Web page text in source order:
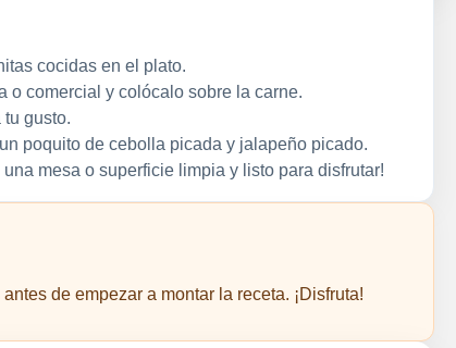
cocidas en el plato.
o comercial y colócalo sobre la carne.
gusto.
poquito de cebolla picada y jalapeño picado.
mesa o superficie limpia y listo para disfrutar!
de empezar a montar la receta. ¡Disfruta!